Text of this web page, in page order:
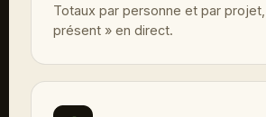
Totaux par personne et par
présent » en direct.